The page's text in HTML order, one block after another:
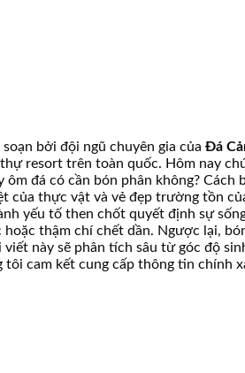
bởi đội ngũ chuyên gia của Đá
resort trên toàn quốc. Hôm nay
ôm đá có cần bón phân không? Cách
của thực vật và vẻ đẹp trường tồn
yếu tố then chốt quyết định sự
thậm chí chết dần. Ngược lại,
này sẽ phân tích sâu từ góc độ
cam kết cung cấp thông tin chính